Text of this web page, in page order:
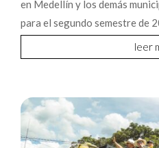
en Medellín y los demás
para el segundo semestre de
leer